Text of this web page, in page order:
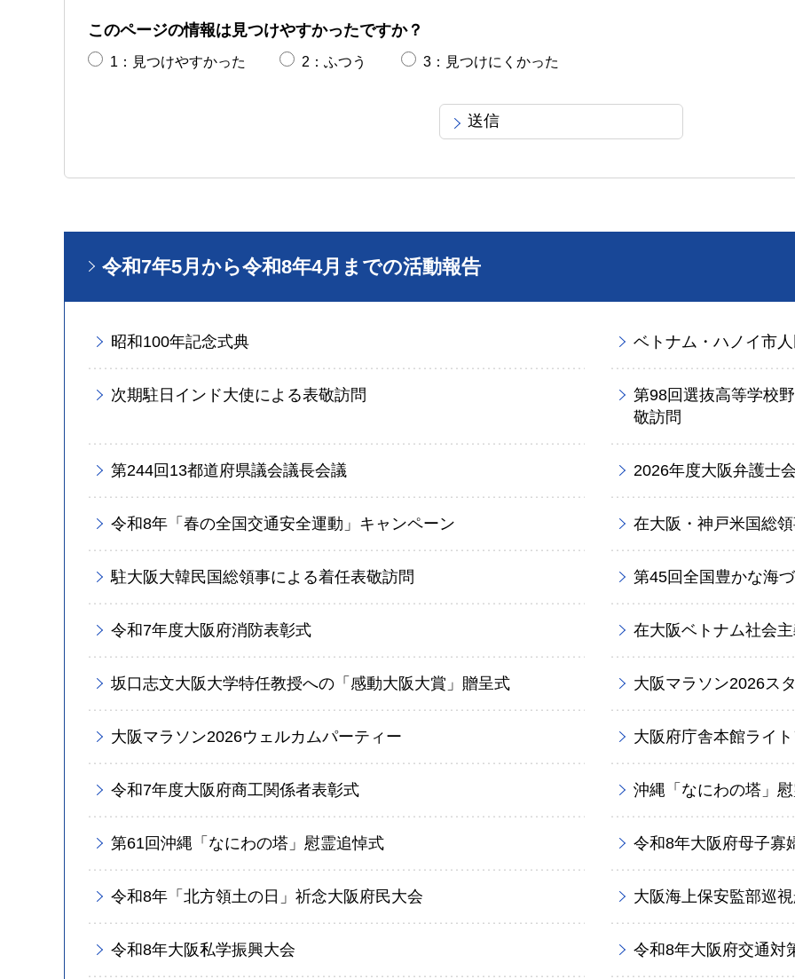
このページの情報は見つけやすかったですか？
1：見つけやすかった 2：ふつう 3：見つけにくかった
令和7年5月から令和8年4月までの活動報告
昭和100年記念式典 ベトナム・ハノイ市
次期駐日インド大使による表敬訪問
第98回選抜高等学校
敬訪問
第244回13都道府県議会議長会議 2026年度大阪弁護士
令和8年「春の全国交通安全運動」キャンペーン 在大阪・神戸米国総
駐大阪大韓民国総領事による着任表敬訪問 第45回全国豊かな海
令和7年度大阪府消防表彰式 在大阪ベトナム社会
坂口志文大阪大学特任教授への「感動大阪大賞」贈呈式 大阪マラソン2026ス
大阪マラソン2026ウェルカムパーティー 大阪府庁舎本館ライ
令和7年度大阪府商工関係者表彰式 沖縄「なにわの塔」
第61回沖縄「なにわの塔」慰霊追悼式 令和8年大阪府母子寡
令和8年「北方領土の日」祈念大阪府民大会 大阪海上保安監部巡
令和8年大阪私学振興大会 令和8年大阪府交通対